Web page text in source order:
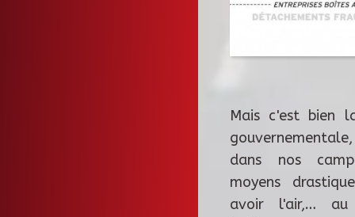
Mais c'est bien
dans nos
moyens
avoir l'air,…